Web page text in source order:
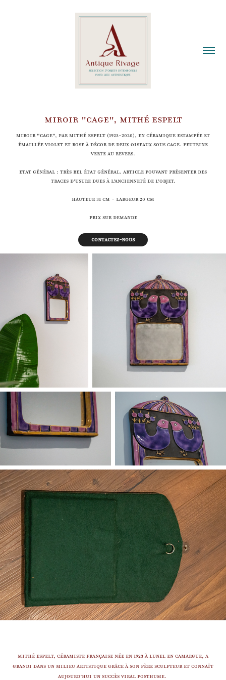
MIROIR "CAGE", MITHÉ ESPELT
Miroir "cage", par Mithé ESPELT (1923-2020), en céramique estampée et
émaillée violet et rose à décor de deux oiseaux sous cage. Feutrine
verte au revers.
Etat général : très bel état général. Article pouvant présenter des
traces d'usure dues à l'ancienneté de l'objet.
Hauteur 31 cm - Largeur 20 cm
Prix sur demande
Contactez-nous
MITHÉ ESPELT, céramiste française née en 1923 à Lunel en Camargue, a
grandi dans un milieu artistique grâce à son père sculpteur et connaît
aujourd’hui un succès viral posthume.